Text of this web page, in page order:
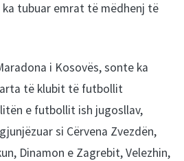
ka tubuar emrat të mëdhenj të
i Kosovës, sonte ka
të klubit të futbollit
e futbollit ish jugosllav,
si Cërvena Zvezdën,
Dinamon e Zagrebit, Velezhin,